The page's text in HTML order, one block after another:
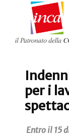
per i
Entro il 15